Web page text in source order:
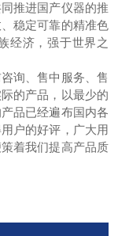
推进国产仪器的推
稳定可靠的精准色
经济，强于世界之
询、售中服务、售
的产品，以最少的
品已经遍布国内各
户的好评，广大用
着我们提高产品质